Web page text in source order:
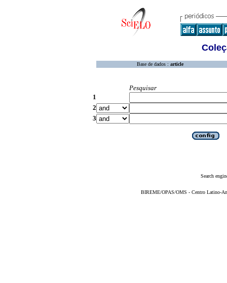
Base de dados : article
Pesquisar
1
2
3
Search
BIREME/OPAS/OMS - Centro Latino-